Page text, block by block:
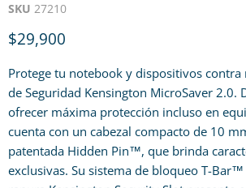
SKU 27210
Precio actual
$29,900
Protege tu notebook y dispositivos contra
de Seguridad Kensington MicroSaver 2.0.
ofrecer máxima protección incluso en
cuenta con un cabezal compacto de 10
patentada Hidden Pin™, que brinda
exclusivas. Su sistema de bloqueo T-Bar™